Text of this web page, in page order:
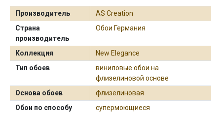
Производитель
AS Creation
Страна
производитель
Обои Германия
Коллекция
New Elegance
Тип обоев
виниловые обои на
флизелиновой основе
Основа обоев
флизелиновая
Обои по способу
супермоющиеся